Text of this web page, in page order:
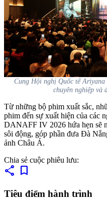
Cung Hội nghị Quốc tế
chuyên nghiệp và
Từ những bộ phim xuất sắc,
phim đến sự xuất hiện của các
DANAFF IV 2026 hứa hẹn sẽ
sôi động, góp phần đưa Đà
ảnh Châu Á.
Chia sẻ cuộc phiêu lưu:
share bookmark
Tiêu điểm hành trình